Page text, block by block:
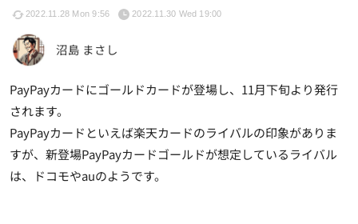
2022.11.28 Mon 9:56 2022.11.30 Wed 19:00
沼島 まさし
PayPayカードにゴールドカードが登場し、11月下旬より発行
されます。
PayPayカードといえば楽天カードのライバルの印象がありま
すが、新登場PayPayカードゴールドが想定しているライバル
は、ドコモやauのようです。